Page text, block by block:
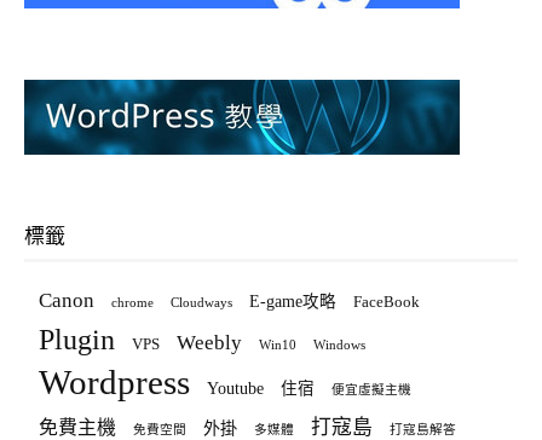
標籤
Canon chrome Cloudways E-game攻略 FaceBook
Plugin VPS Weebly Win10 Windows
Wordpress Youtube 住宿 便宜虛擬主機
免費主機 免費空間 外掛 多媒體 打寇島 打寇島解答